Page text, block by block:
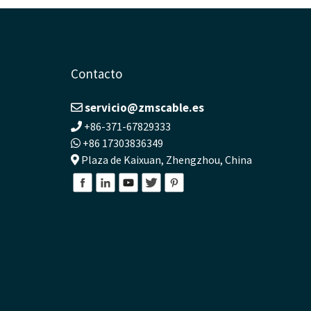
Contacto
servicio@zmscable.es
+86-371-67829333
+86 17303836349
Plaza de Kaixuan, Zhengzhou, China